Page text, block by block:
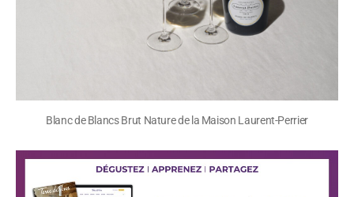
Blanc de Blancs Brut Nature de la Maison Laurent-Perrier